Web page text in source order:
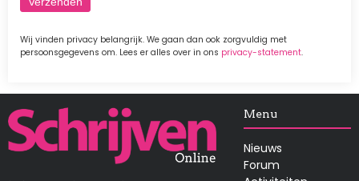
Wij vinden privacy belangrijk. We gaan dan ook zorgvuldig met
persoonsgegevens om. Lees er alles over in ons privacy-statement.
Afbeelding Menu
Nieuws
Forum